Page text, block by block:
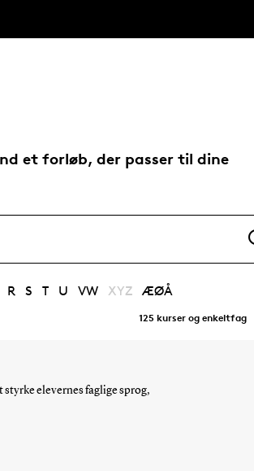
et forløb, der passer til dine
R S T U VW XYZ ÆØÅ
125 kurser og enkeltfag
elevernes faglige sprog,